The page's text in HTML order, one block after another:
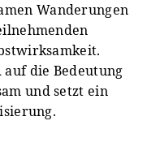
Wanderungen
auf die Bedeutung
und setzt ein